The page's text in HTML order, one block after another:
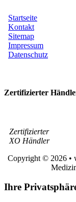
Startseite
Kontakt
Sitemap
Impressum
Datenschutz
Zertifizierter
Zertifizierter
XO Händler
Copyright © 2026 •
Ihre